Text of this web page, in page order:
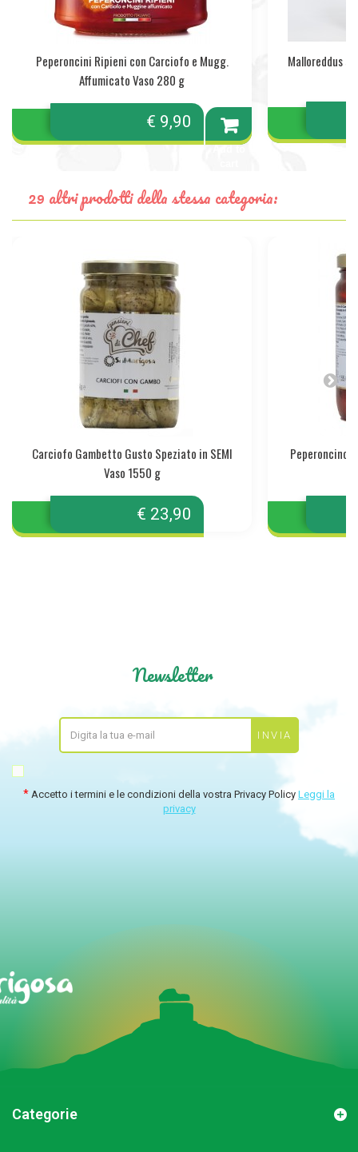
Peperoncini Ripieni con Carciofo e Mugg.
Affumicato Vaso 280 g
€ 9,90
Malloreddus
29 altri prodotti della stessa categoria:
Carciofo Gambetto Gusto Speziato in SEMI
Vaso 1550 g
€ 23,90
Peperoncino
Newsletter
Accetto i termini e le condizioni della vostra Privacy Policy Leggi la
privacy
Categorie